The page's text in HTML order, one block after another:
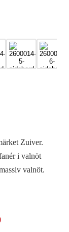
Zuiver.
i valnöt
valnöt.